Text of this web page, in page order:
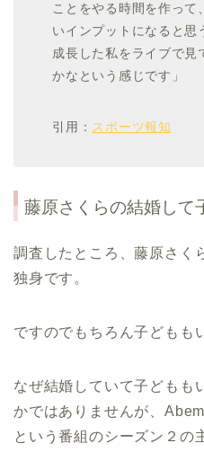
ことをやる時間を作って
いインプットになると思
成長した私をライブで見
かなという感じです」
引用： スポーツ報知
藤原さくらの結婚して
調査したところ、藤原さく
独身です。
ですのでもちろん子どもも
なぜ結婚していて子どもも
かではありませんが、
という番組のシーズン２の